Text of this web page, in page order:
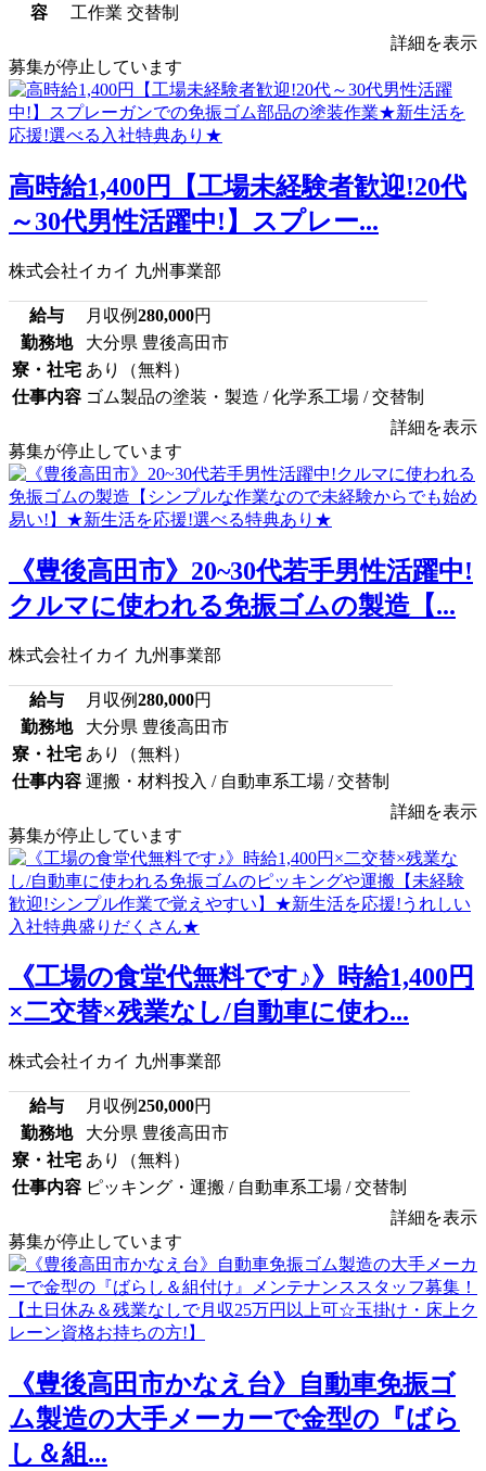
容
工作業 交替制
詳細を表示
募集が停止しています
高時給1,400円【工場未経験者歓迎!20代
～30代男性活躍中!】スプレー...
株式会社イカイ 九州事業部
給与 月収例280,000円
勤務地
大分県 豊後高田市
寮・社宅 あり（無料）
仕事内容 ゴム製品の塗装・製造 / 化学系工場 / 交替制
詳細を表示
募集が停止しています
《豊後高田市》20~30代若手男性活躍中!
クルマに使われる免振ゴムの製造【...
株式会社イカイ 九州事業部
給与 月収例280,000円
勤務地
大分県 豊後高田市
寮・社宅 あり（無料）
仕事内容 運搬・材料投入 / 自動車系工場 / 交替制
詳細を表示
募集が停止しています
《工場の食堂代無料です♪》時給1,400円
×二交替×残業なし/自動車に使わ...
株式会社イカイ 九州事業部
給与 月収例250,000円
勤務地
大分県 豊後高田市
寮・社宅 あり（無料）
仕事内容 ピッキング・運搬 / 自動車系工場 / 交替制
詳細を表示
募集が停止しています
《豊後高田市かなえ台》自動車免振ゴ
ム製造の大手メーカーで金型の『ばら
し＆組...